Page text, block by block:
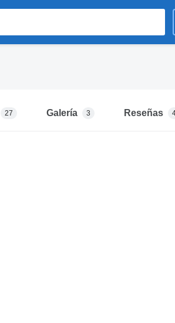
27 Galería 3 Reseñas